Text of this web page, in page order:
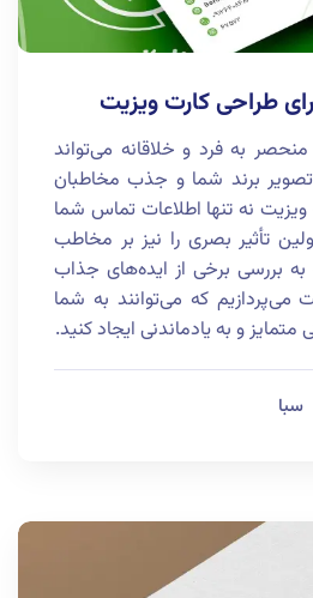
طراحی کارت ویزیت
به فرد و خلاقانه می‌تواند
برند شما و جذب مخاطبان
نه تنها اطلاعات تماس شما
تأثیر بصری را نیز بر مخاطب
به بررسی برخی از ایده‌های جذاب
می‌پردازیم که می‌توانند به شما
و به یادماندنی ایجاد کنید.
سبا